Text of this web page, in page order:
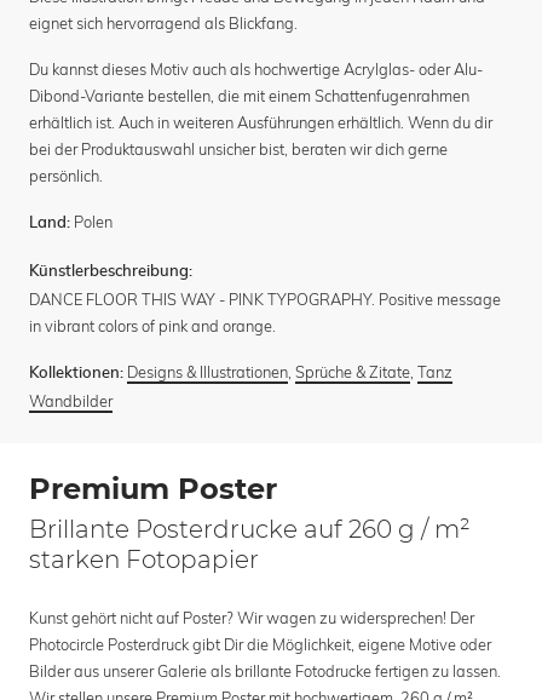
eignet sich hervorragend als Blickfang.
Du kannst dieses Motiv auch als hochwertige Acrylglas- oder Alu-
Dibond-Variante bestellen, die mit einem Schattenfugenrahmen
erhältlich ist. Auch in weiteren Ausführungen erhältlich. Wenn du dir
bei der Produktauswahl unsicher bist, beraten wir dich gerne
persönlich.
Land: Polen
Künstlerbeschreibung:
DANCE FLOOR THIS WAY - PINK TYPOGRAPHY. Positive message
in vibrant colors of pink and orange.
Kollektionen: Designs & Illustrationen, Sprüche & Zitate, Tanz
Wandbilder
Premium Poster
Brillante Posterdrucke auf 260 g / m²
starken Fotopapier
Kunst gehört nicht auf Poster? Wir wagen zu widersprechen! Der
Photocircle Posterdruck gibt Dir die Möglichkeit, eigene Motive oder
Bilder aus unserer Galerie als brillante Fotodrucke fertigen zu lassen.